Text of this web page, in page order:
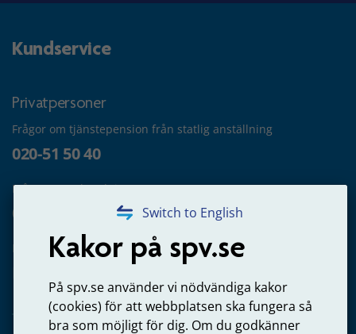
Switch to English
Kakor på spv.se
På spv.se använder vi nödvändiga kakor
(cookies) för att webbplatsen ska fungera så
bra som möjligt för dig. Om du godkänner
Kundservice
Privatpersoner
Frågor om tjänstepension från statlig anställning
020-51 50 40
Frågor om utbetalning
020-65 00 65
Kontakta oss